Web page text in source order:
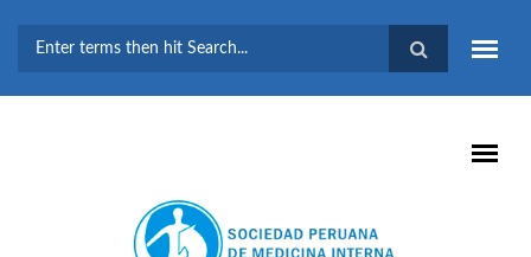
BÚSQUEDA